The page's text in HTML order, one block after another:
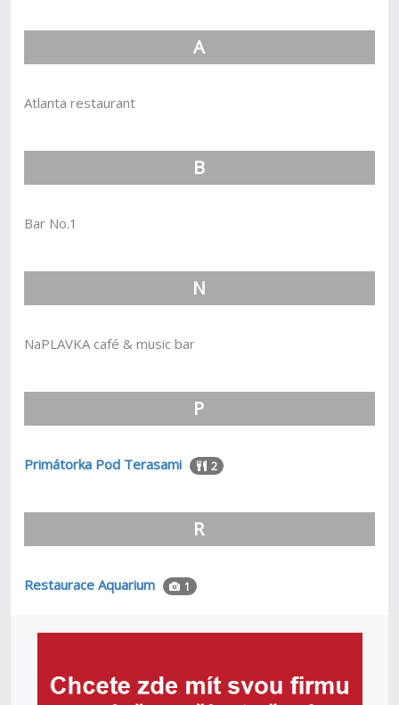
A
Atlanta restaurant
B
Bar No.1
N
NaPLAVKA café & music bar
P
Primátorka Pod Terasami 2
R
Restaurace Aquarium 1